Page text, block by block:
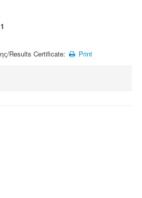
1
Results Certificate: Print